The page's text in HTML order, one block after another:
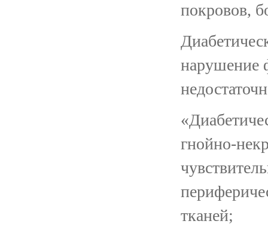
покровов,
нарушение
гнойно-
тканей;